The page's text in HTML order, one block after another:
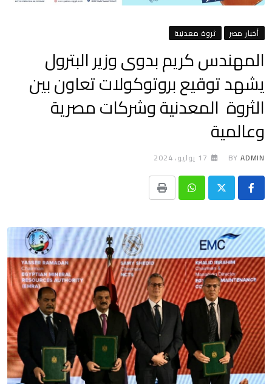
أخبار مصر ثروة معدنية
المهندس كريم بدوى وزير البترول
يشهد توقيع بروتوكولات تعاون بين
الثروة المعدنية وشركات مصرية
وعالمية
BY ADMIN 17 يوليو، 2024
Whatsapp
Print